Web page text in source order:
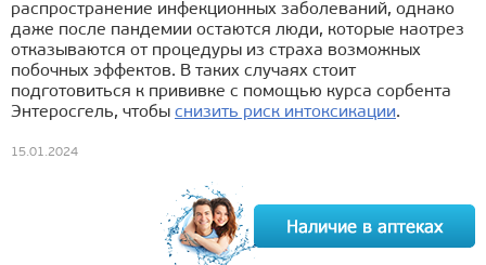
распространение инфекционных заболеваний, однако
даже после пандемии остаются люди, которые наотрез
отказываются от процедуры из страха возможных
побочных эффектов. В таких случаях стоит
подготовиться к прививке с помощью курса сорбента
Энтеросгель, чтобы снизить риск интоксикации.
15.01.2024